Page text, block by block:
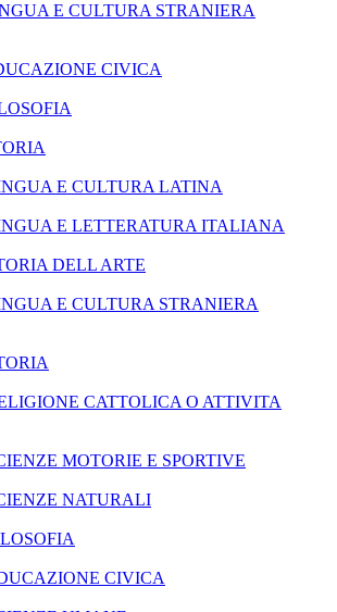
E CULTURA STRANIERA
CIVICA
E CULTURA LATINA
E LETTERATURA ITALIANA
DELL ARTE
E CULTURA STRANIERA
CATTOLICA O ATTIVITA
MOTORIE E SPORTIVE
NATURALI
CIVICA